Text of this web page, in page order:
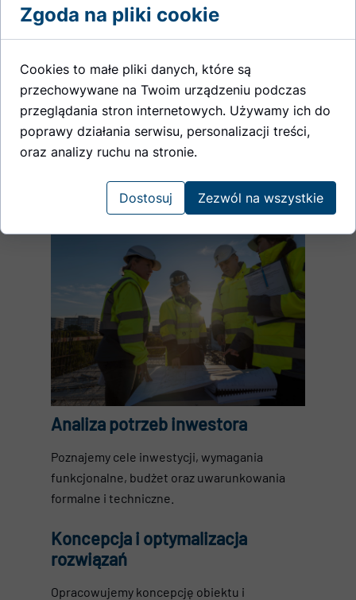
Pełna odpowiedzialność
za cały proces inwestycyjny
Analiza potrzeb inwestora
Poznajemy cele inwestycji, wymagania
funkcjonalne, budżet oraz uwarunkowania
formalne i techniczne.
Koncepcja i optymalizacja
rozwiązań
Opracowujemy koncepcję obiektu i
Projektowanie traktujemy jako proces
partnerski. Dedykowani menadżerowie
koncepcji, przez projekt, aż po realizację i
oddanie obiektu do użytkowania.
Zgoda na pliki cookie
Cookies to małe pliki danych, które są
przechowywane na Twoim urządzeniu podczas
przeglądania stron internetowych. Używamy ich do
poprawy działania serwisu, personalizacji treści,
oraz analizy ruchu na stronie.
Dostosuj Zezwól na wszystkie